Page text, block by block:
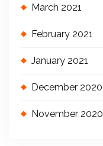
March 2021
February 2021
January 2021
December 2020
November 2020